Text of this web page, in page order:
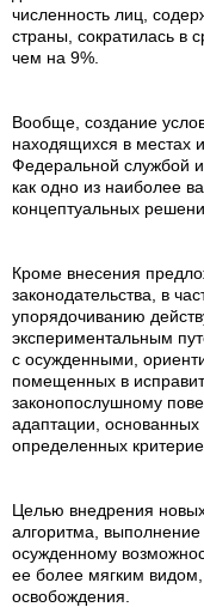
численность лиц,
страны, сократилась в
чем на 9%.
Вообще, создание
находящихся в местах
Федеральной службой
как одно из наиболее
концептуальных
Кроме внесения
законодательства, в
упорядочиванию
экспериментальным
с осужденными,
помещенных в
законопослушному
адаптации,
определенных
Целью внедрения
алгоритма, выполнение
осужденному
ее более мягким
освобождения.